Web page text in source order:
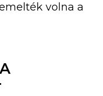
volna a